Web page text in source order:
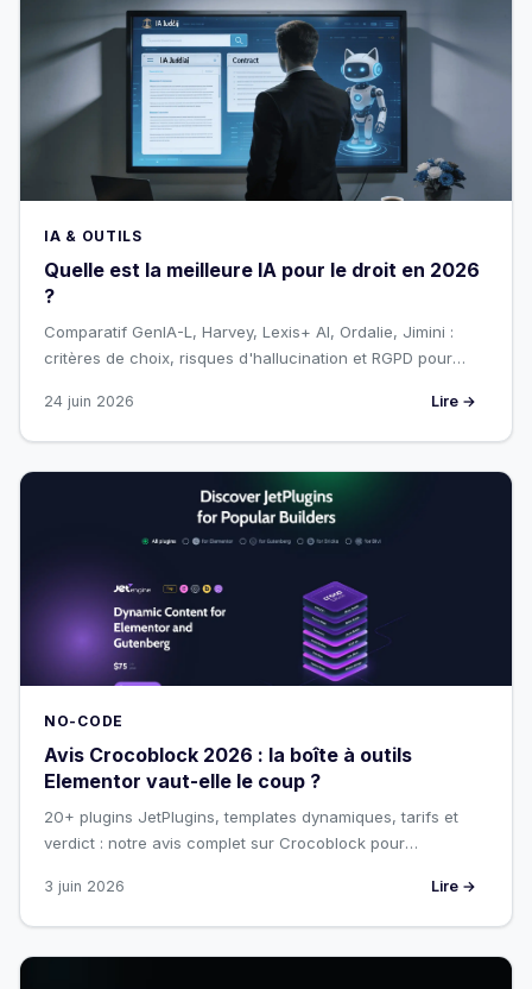
IA & OUTILS
Quelle est la meilleure IA pour le droit en 2026
?
Comparatif GenIA-L, Harvey, Lexis+ AI, Ordalie, Jimini :
critères de choix, risques d'hallucination et RGPD pour
24 juin 2026 Lire →
NO-CODE
Avis Crocoblock 2026 : la boîte à outils
Elementor vaut-elle le coup ?
20+ plugins JetPlugins, templates dynamiques, tarifs et
verdict : notre avis complet sur Crocoblock pour
3 juin 2026 Lire →